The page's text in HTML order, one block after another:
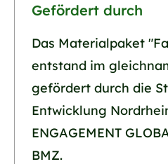
Gefördert durch
Das Materialpaket
entstand im
gefördert durch die
Entwicklung
ENGAGEMENT
BMZ.